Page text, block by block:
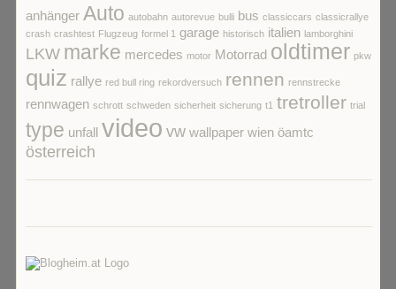
anhänger Auto autobahn autorevue bulli bus classiccars classicrallye
crash crashtest Flugzeug formel 1 garage historisch italien lamborghini
LKW marke mercedes motor Motorrad oldtimer pkw
quiz rallye red bull ring rekordversuch rennen rennstrecke
rennwagen schrott schweden sicherheit sicherung t1 tretroller trial
type unfall video vw wallpaper wien öamtc
österreich